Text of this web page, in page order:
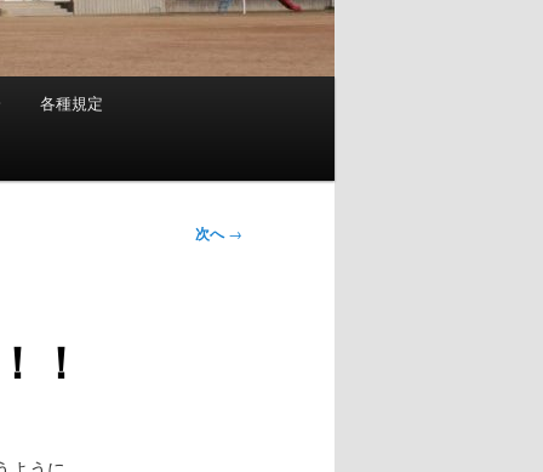
各種規定
次へ→
！